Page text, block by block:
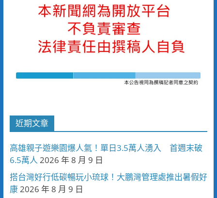
近期文章
高雄親子遊樂園爆人氣！單日3.5萬人湧入 首週末破
6.5萬人 2026 年 8 月 9 日
搭台灣好行低碳暢玩小琉球！大鵬灣管理處推出暑假好
康2026 年 8 月 9 日